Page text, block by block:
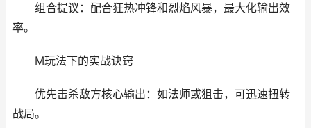
组合提议：配合狂热冲锋和烈焰风暴，最大化输出效
率。
M玩法下的实战诀窍
优先击杀敌方核心输出：如法师或狙击，可迅速扭转
战局。